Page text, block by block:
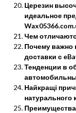
Церезин
идеальное
Чем
Почему важно
доставки с
Тенденции в
Найкращі
натурального